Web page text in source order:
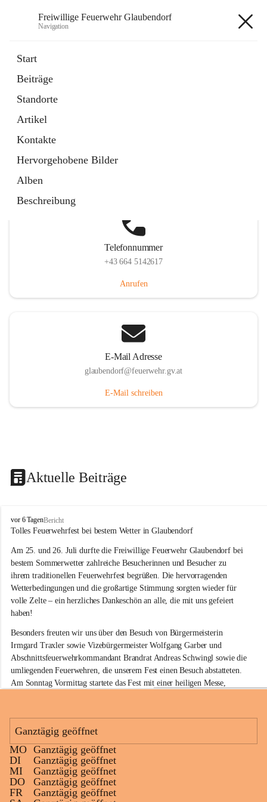
Freiwillige Feuerwehr Glaubendorf
Navigation
Start
Beiträge
Standorte
Artikel
Kontakte
Hervorgehobene Bilder
Alben
Beschreibung
Telefonnummer
+43 664 5142617
Anrufen
E-Mail Adresse
glaubendorf@feuerwehr.gv.at
E-Mail schreiben
Aktuelle Beiträge
F
r
i
w
i
l
i
g
e
F
e
u
e
r
w
G
l
a
u
b
e
n
vor 6 TagenBericht
Tolles Feuerwehrfest bei bestem Wetter in Glaubendorf
Am 25. und 26. Juli durfte die Freiwillige Feuerwehr Glaubendorf bei
bestem Sommerwetter zahlreiche Besucherinnen und Besucher zu
ihrem traditionellen Feuerwehrfest begrüßen. Die hervorragenden
Wetterbedingungen und die großartige Stimmung sorgten wieder für
volle Zelte – ein herzliches Dankeschön an alle, die mit uns gefeiert
haben!
Besonders freuten wir uns über den Besuch von Bürgermeisterin
Irmgard Traxler sowie Vizebürgermeister Wolfgang Garber und
Abschnittsfeuerwehrkommandant Brandrat Andreas Schwingl sowie die
umliegenden Feuerwehren, die unserem Fest einen Besuch abstatteten.
Am Sonntag Vormittag startete das Fest mit einer heiligen Messe,
Musikverein Rußbach, der mit seinem Frühschoppenkonzert beste
Eine Hüpfburg sowie verschiedene Spiele sorgten für jede Menge Spaß
und Unterhaltung.
Kulinarisch war ebenfalls für jeden Geschmack etwas dabei. Neben
köstlichen Grillspezialitäten am gesamten Wochenende standen am
Ganztägig geöffnet
MO Ganztägig geöffnet
DI
Ganztägig geöffnet
MI
Ganztägig geöffnet
DO
Ganztägig geöffnet
FR
Ganztägig geöffnet